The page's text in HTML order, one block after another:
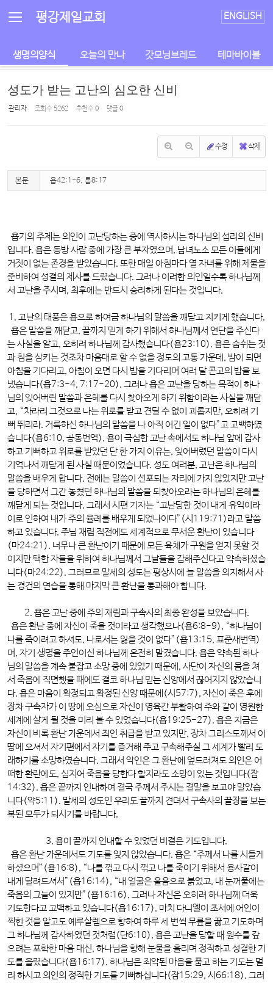
평강제일교회 ENGLISH
생명의양식 오늘의 만나 갓모닝브레드 테마바이블
성도가 받는 고난의 심오한 신비
관리자 조회 수 5262 추천 수0 댓글0
수정 삭제
본문 욥42:1-6, 롬8:17
욥기의 주제는 의인이 고난당하는 중에 역사하시는 하나님의 섭리의 신비
입니다. 욥은 동방 사람 중에 가장 큰 부자였으며, 남녀노소 모든 이들에게
거짓이 없는 존경을 받았습니다. 또한 매일 아침마다 열 자녀를 위해 제물을
준비하여 성결의 제사를 드렸습니다. 그러나 이러한 의인일수록 하나님께
서 고난을 주시며, 최후에는 반드시 승리하게 된다는 것입니다.
1. 고난의 태풍은 욥으로 하여금 하나님의 말씀을 깨닫고 지키게 했습니다.
욥은 말씀을 깨닫고, 끝까지 믿게 하기 위해서 하나님께서 연단을 주신다
는 사실을 알고, 오히려 하나님께 감사했습니다(욥23:10). 욥은 숨쉬는 것
과 침을 삼키는 것조차 마음대로 할 수 없을 정도의 고통 가운데, 밤이 되면
아침을 기다리고, 아침이 오면 다시 밤을 기다리며 여러 달 곤고의 밤을 보
냈습니다(욥7:3-4, 7:17-20). 그러나 욥은 고난을 당하는 목적이 하나
님의 잊어버린 말씀과 은혜를 다시 찾아오게 하기 위함이라는 사실을 깨닫
고, “차라리 그것으로 나는 위로를 받고 견딜 수 없이 괴롭지만, 오히려 기
뻐 뛰리라. 거룩하신 하나님의 말씀을 나 아직 어긴 일이 없다”고 고백하였
습니다(욥6:10, 공동번역). 욥이 극심한 고난 속에서도 하나님 앞에 감사
하고 기뻐하고 위로를 받았던 단 한 가지 이유는, 잊어버렸던 말씀이 다시
기억나서 깨닫게 된 사실 때문이었습니다. 성도 여러분, 고난은 하나님의
말씀을 배우게 합니다. 전에는 말씀이 선포되는 자리에 가지 않았지만 고난
을 당하면서 그간 놓쳤던 하나님의 말씀을 되찾아오라는 하나님의 은혜를
깨닫게 되는 것입니다. 그래서 시편 기자는 “고난당한 것이 내게 유익이라
이로 인하여 내가 주의 율례를 배우게 되었나이다”(시119:71)라고 말씀
하고 있습니다. 주님 재림 직전에도 세계적으로 무서운 환난이 있습니다
(마24:21). 너무나 큰 환난이기 때문에 모든 육체가 구원을 얻지 못할 것
이지만 택한 자들을 위하여 하나님께서 그날들을 감해주신다고 약속하셨습
니다(마24:22). 그러므로 말세의 성도는 평상시에 늘 말씀을 의지해서 사
는 경건의 연습을 통해 마지막 큰 환난을 통과해야 합니다.
2. 욥은 고난 중에 주의 재림과 구속사의 최종 완성을 보았습니다.
욥은 환난 중에 자신이 죽을 것이라고 생각했으나(욥6:8-9), “하나님이
나를 죽이려고 하셔도, 나로서는 잃을 것이 없다”(욥13:15, 표준새번역)
며, 자기 생명을 주인이신 하나님께 온전히 맡겼습니다. 욥은 약속된 하나
님의 말씀을 계속 붙잡고 소망 중에 있었기 때문에, 사단이 자신의 몸을 쳐
서 죽음에 직면했을 때에도 결코 하나님 믿는 신앙에서 끊어지지 않았습니
다. 욥은 마음이 확정되고 확정된 신앙 때문에(시57:7), 자신이 죽은 후에
장차 구속자가 이 땅에 오심으로 자신이 영육간 부활하여 주와 같이 영원한
세계에 살게 될 것을 미리 볼 수 있었습니다(욥19:25-27). 욥은 지금은
자신이 비록 환난 가운데서 죄인 취급을 받고 있지만, 장차 그리스도께서 이
땅에 오셔서 자기편에서 자기를 증거해 주고 구속해주실 그 세계가 빨리 도
래하기를 소망하였습니다. 그래서 악인은 그 환난에 엎드러져도 의인은 어
떠한 환란에도, 심지어 죽음을 당한다 할지라도 소망이 있는 것입니다(잠
14:32). 욥은 끝까지 인내하여 결국 주께서 주시는 결말을 보고야 말았습
니다(약5:11). 말세의 성도인 우리도 끝까지 견뎌서 구속사의 끝장을 보는
복된 모두가 되시기를 바랍니다.
3. 욥이 끝까지 인내할 수 있었던 비결은 기도입니다.
욥은 환난 가운데서도 기도를 잊지 않았습니다. 욥은 “주께서 나를 시들게
하셨으며”(욥16:8), “나를 꺾고 다시 꺾고 나를 죽이기 위해서 용사같이
내게 달려드셔서”(욥16:14), “내 얼굴은 울음으로 붉었고, 내 눈꺼풀에는
죽음의 그늘이 있지만”(욥16:16), 그러나 자신은 오히려 하나님께 더욱
기도한다고 고백하고 있습니다(욥16:17). 마치 다니엘이 조서에 어인이
찍힌 것을 알고도 예루살렘으로 향하여 하루 세 번씩 무릎을 꿇고 기도하며
그 하나님께 감사하였던 것처럼(단6:10), 욥은 고난을 당할 때 원수를 갚
으려는 포학한 마음 대신, 하나님을 향해 눈물을 흘리며 정직하고 성결한 기
도를 올렸습니다(욥16:17). 하나님은 죄악된 마음을 품고 하는 기도는 멀
리 하시고 의인의 정직한 기도를 기뻐하십니다(잠15:29, 시66:18). 그러